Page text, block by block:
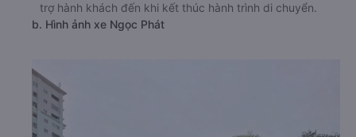
trợ hành khách đến khi kết thúc hành trình di chuyển.
b. Hình ảnh xe Ngọc Phát